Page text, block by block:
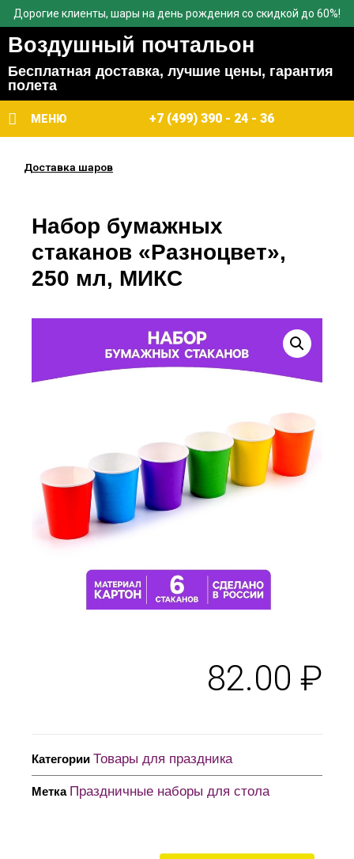
Дорогие клиенты, шары на день рождения со скидкой до 60%!
Воздушный почтальон
Бесплатная доставка, лучшие цены, гарантия
полета
МЕНЮ +7 (499) 390 - 24 - 36
Доставка шаров
Набор бумажных
стаканов «Разноцвет»,
250 мл, МИКС
82.00 ₽
Категории Товары для праздника
Метка Праздничные наборы для стола